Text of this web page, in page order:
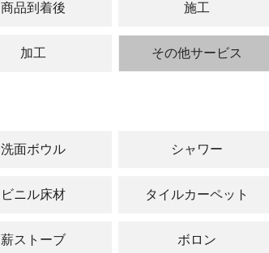
商品到着後 施工
加工 その他サービス
洗面ボウル シャワー
ビニル床材 タイルカーペット
薪ストーブ ボロン